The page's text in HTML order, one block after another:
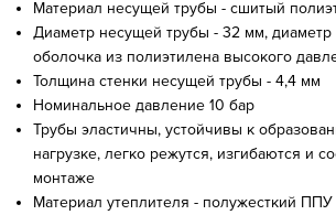
Материал несущей трубы - сшитый
Диаметр несущей трубы - 32 мм, диаметр
оболочка из полиэтилена высокого
Толщина стенки несущей трубы - 4,4 мм
Номинальное давление 10 бар
Трубы эластичны, устойчивы к
нагрузке, легко режутся, изгибаются и
монтаже
Материал утеплителя - полужесткий ППУ